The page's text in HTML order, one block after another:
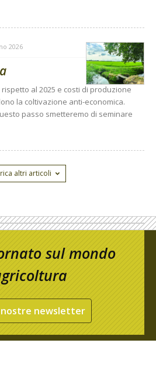
2026
rispetto al 2025 e costi di produzione
la coltivazione anti-economica.
passo smetteremo di seminare
altri articoli
sul mondo
nostre newsletter